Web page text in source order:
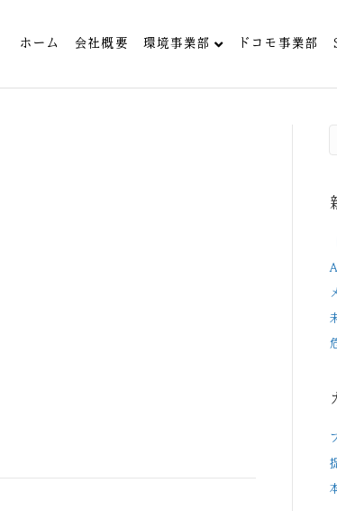
ホーム 会社概要 環境事業部 ドコモ事業部